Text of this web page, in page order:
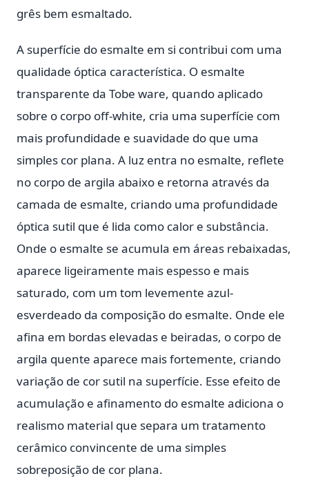
grês bem esmaltado.
A superfície do esmalte em si contribui com uma
qualidade óptica característica. O esmalte
transparente da Tobe ware, quando aplicado
sobre o corpo off-white, cria uma superfície com
mais profundidade e suavidade do que uma
simples cor plana. A luz entra no esmalte, reflete
no corpo de argila abaixo e retorna através da
camada de esmalte, criando uma profundidade
óptica sutil que é lida como calor e substância.
Onde o esmalte se acumula em áreas rebaixadas,
aparece ligeiramente mais espesso e mais
saturado, com um tom levemente azul-
esverdeado da composição do esmalte. Onde ele
afina em bordas elevadas e beiradas, o corpo de
argila quente aparece mais fortemente, criando
variação de cor sutil na superfície. Esse efeito de
acumulação e afinamento do esmalte adiciona o
realismo material que separa um tratamento
cerâmico convincente de uma simples
sobreposição de cor plana.